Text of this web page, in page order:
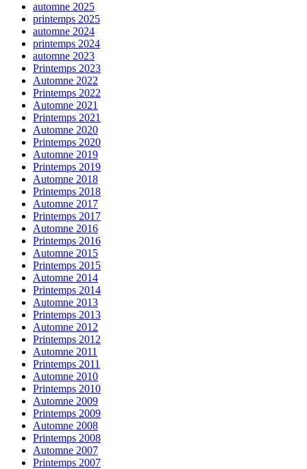
automne 2025
printemps 2025
automne 2024
printemps 2024
automne 2023
Printemps 2023
Automne 2022
Printemps 2022
Automne 2021
Printemps 2021
Automne 2020
Printemps 2020
Automne 2019
Printemps 2019
Automne 2018
Printemps 2018
Automne 2017
Printemps 2017
Automne 2016
Printemps 2016
Automne 2015
Printemps 2015
Automne 2014
Printemps 2014
Automne 2013
Printemps 2013
Automne 2012
Printemps 2012
Automne 2011
Printemps 2011
Automne 2010
Printemps 2010
Automne 2009
Printemps 2009
Automne 2008
Printemps 2008
Automne 2007
Printemps 2007